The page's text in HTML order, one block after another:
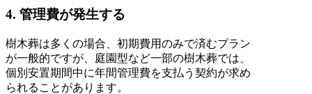
4. 管理費が発生する
樹木葬は多くの場合、初期費用のみで済むプラン
が一般的ですが、庭園型など一部の樹木葬では、
個別安置期間中に年間管理費を支払う契約が求め
られることがあります。